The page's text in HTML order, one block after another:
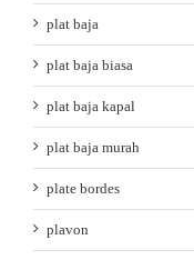
plat baja
plat baja biasa
plat baja kapal
plat baja murah
plate bordes
plavon